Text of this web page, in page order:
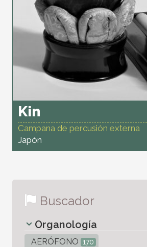
Kin
Campana de percusión externa
Japón
Buscador
Organología
AERÓFONO 170